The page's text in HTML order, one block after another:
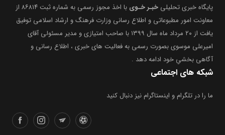
معاونت امور مطبوعاتی و اطلاع رسانی وزارت فرهنگ و ارشاد اسلامی توفیق
یافت از ۲۰ مرداد ماه سال ۱۳۹۹ با صاحب امتیازی و مدیر مسئولی آقای
امیرعلی موسوی بصورت رسمی به فعالیت های خبری ، اطلاع رسانی و
آگاهی بخشیِ خود ادامه دهد .
شبکه های اجتماعی